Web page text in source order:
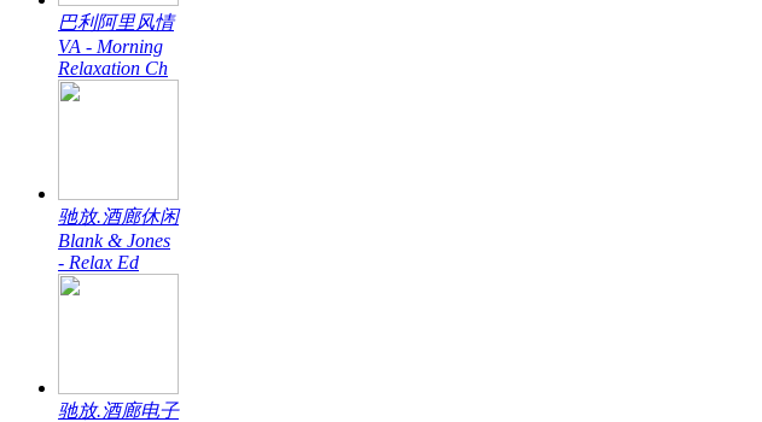
巴利阿里风情
VA - Morning
Relaxation Ch
驰放.酒廊休闲
Blank & Jones
- Relax Ed
驰放.酒廊电子